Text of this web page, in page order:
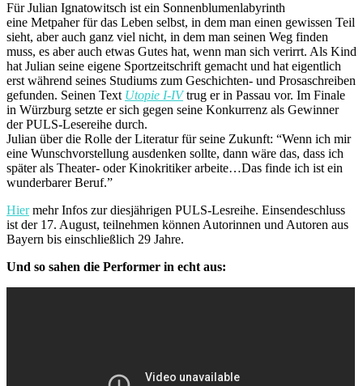
Für Julian Ignatowitsch ist ein Sonnenblumenlabyrinth
eine Metpaher für das Leben selbst, in dem man einen gewissen Teil
sieht, aber auch ganz viel nicht, in dem man seinen Weg finden
muss, es aber auch etwas Gutes hat, wenn man sich verirrt. Als Kind
hat Julian seine eigene Sportzeitschrift gemacht und hat eigentlich
erst während seines Studiums zum Geschichten- und Prosaschreiben
gefunden. Seinen Text Utopie I-IVtrug er in Passau vor. Im Finale
in Würzburg setzte er sich gegen seine Konkurrenz als Gewinner
der PULS-Lesereihe durch.
Julian über die Rolle der Literatur für seine Zukunft: “Wenn ich mir
eine Wunschvorstellung ausdenken sollte, dann wäre das, dass ich
später als Theater- oder Kinokritiker arbeite…Das finde ich ist ein
wunderbarer Beruf.”
Hiermehr Infos zur diesjährigen PULS-Lesreihe. Einsendeschluss
ist der 17. August, teilnehmen können Autorinnen und Autoren aus
Bayern bis einschließlich 29 Jahre.
Und so sahen die Performer in echt aus: